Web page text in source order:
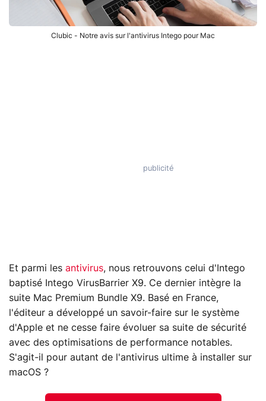
Clubic - Notre avis sur l'antivirus Intego pour Mac
Et parmi les antivirus, nous retrouvons celui d'Intego
baptisé Intego VirusBarrier X9. Ce dernier intègre la
suite Mac Premium Bundle X9. Basé en France,
l'éditeur a développé un savoir-faire sur le système
d'Apple et ne cesse faire évoluer sa suite de sécurité
avec des optimisations de performance notables.
S'agit-il pour autant de l'antivirus ultime à installer sur
macOS ?